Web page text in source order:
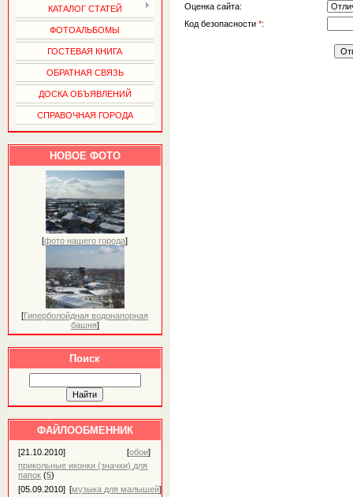
КАТАЛОГ СТАТЕЙ
ФОТОАЛЬБОМЫ
ГОСТЕВАЯ КНИГА
ОБРАТНАЯ СВЯЗЬ
ДОСКА ОБЪЯВЛЕНИЙ
СПРАВОЧНАЯ ГОРОДА
НОВОЕ ФОТО
[фото нашего города]
[Гиперболойдная водонапорная
башня]
Поиск
ФАЙЛООБМЕННИК
[21.10.2010] [обои]
прикольные иконки (значки) для
папок (5)
[05.09.2010] [музыка для малышей]
Оценка сайта:
Код безопасности *: